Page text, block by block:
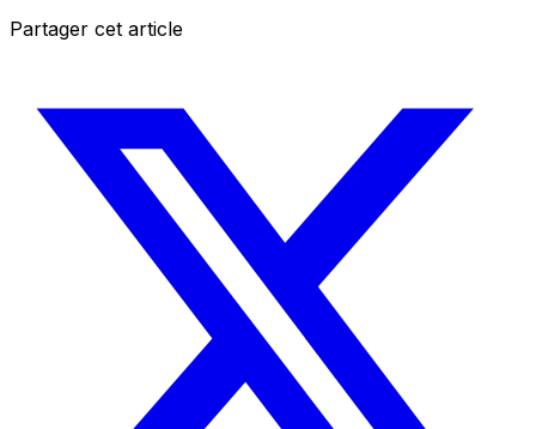
Partager cet article